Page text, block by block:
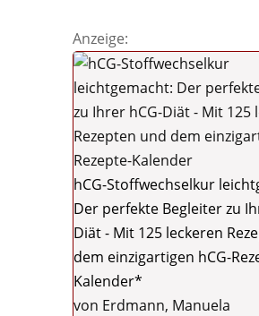
Anzeige:
hCG-Stoffwechselkur
Der perfekte Begleiter zu
Diät - Mit 125 leckeren
dem einzigartigen hCG-
Kalender*
von Erdmann, Manuela